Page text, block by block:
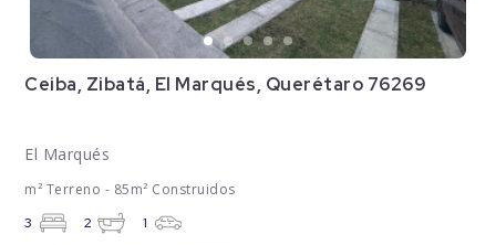
Ceiba, Zibatá, El Marqués, Querétaro 76269
El Marqués
m² Terreno - 85m² Construidos
3 2 1